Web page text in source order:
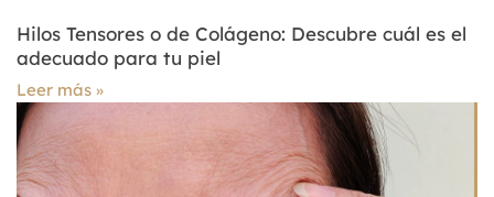
Hilos Tensores o de Colágeno: Descubre cuál es el
adecuado para tu piel
Leer más